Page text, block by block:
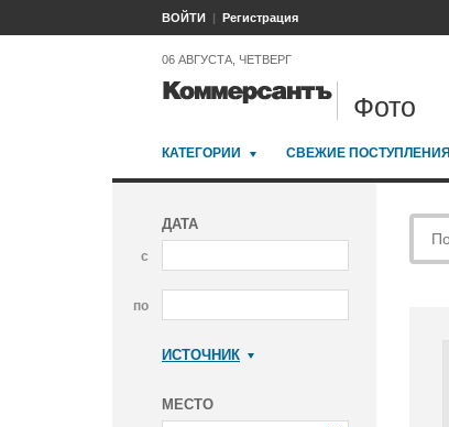
ВОЙТИ Регистрация
06 АВГУСТА, ЧЕТВЕРГ
Фото
КАТЕГОРИИ СВЕЖИЕ ПОСТУПЛЕНИЯ
ДАТА
с
по
ИСТОЧНИК
МЕСТО